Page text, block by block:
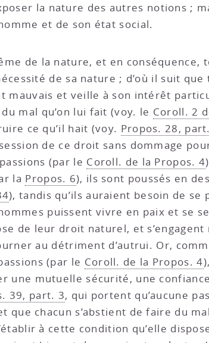
la nature des autres notions ;
et de son état social.
de la nature, et en conséquence,
de sa nature ; d’où il suit
mauvais et veille à son intérêt
mal qu’on lui fait (voy. le Coroll. 2
ce qu’il hait (voy. Propos. 28,
de ce droit sans dommage
(par le Coroll. de la Propos. 4
la Propos. 6), ils sont poussés en
), tandis qu’ils auraient besoin de
puissent vivre en paix et se
de leur droit naturel, et
au détriment d’autrui. Or,
(par le Coroll. de la Propos. 4
une mutuelle sécurité, une
39, part. 3, qui portent qu’aucune
que chacun s’abstient de faire du
à cette condition qu’elle